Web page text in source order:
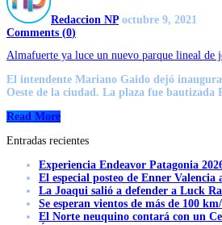
Redaccion NP octubre 9, 2021
Comments (0)
Almafuerte ya luce un nuevo parque lineal de
El intendente Mariano Gaido dejó
Oeste de la ciudad. La plaza fue
Read More
Entradas recientes
Experiencia Endeavor Patagonia
El especial posteo de Enner Valencia
La Joaqui salió a defender a Luck
Se esperan vientos de más de 100
El Norte neuquino contará con un